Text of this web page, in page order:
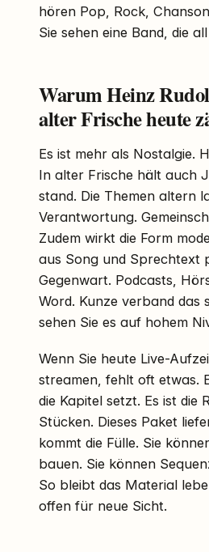
hören Pop, Rock,
Sie sehen eine Band, die
Warum Heinz
alter Frische heute
Es ist mehr als Nostalgie.
In alter Frische hält auch
stand. Die Themen altern
Verantwortung.
Zudem wirkt die Form
aus Song und Sprechtext
Gegenwart. Podcasts,
Word. Kunze verband das
sehen Sie es auf hohem
Wenn Sie heute Live-
streamen, fehlt oft etwas.
die Kapitel setzt. Es ist die
Stücken. Dieses Paket
kommt die Fülle. Sie
bauen. Sie können
So bleibt das Material
offen für neue Sicht.